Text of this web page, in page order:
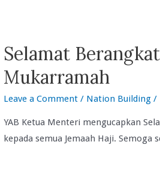
Selamat
Mukarramah
Leave a Comment / Nation Building /
YAB Ketua Menteri mengucapkan
kepada semua Jemaah Haji.